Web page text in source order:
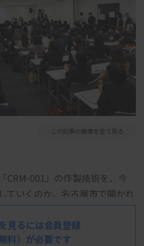
この記事の画像を全て見る
CRM-001」の作製技術を、今
ていくのか。名古屋市で開かれ
次学術集会で11月7日、データ
準物質を巡ってシンポジウムが
見るには会員登録
無料）が必要です